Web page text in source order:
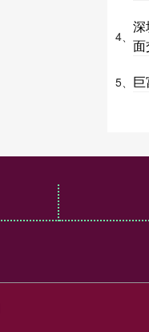
4、
深
面
5、